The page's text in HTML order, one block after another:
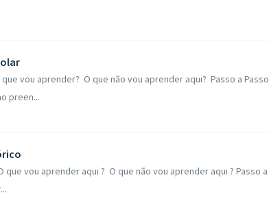
que vou aprender? O que não vou aprender aqui? Passo a Passo
preen...
que vou aprender aqui ? O que não vou aprender aqui ? Passo a